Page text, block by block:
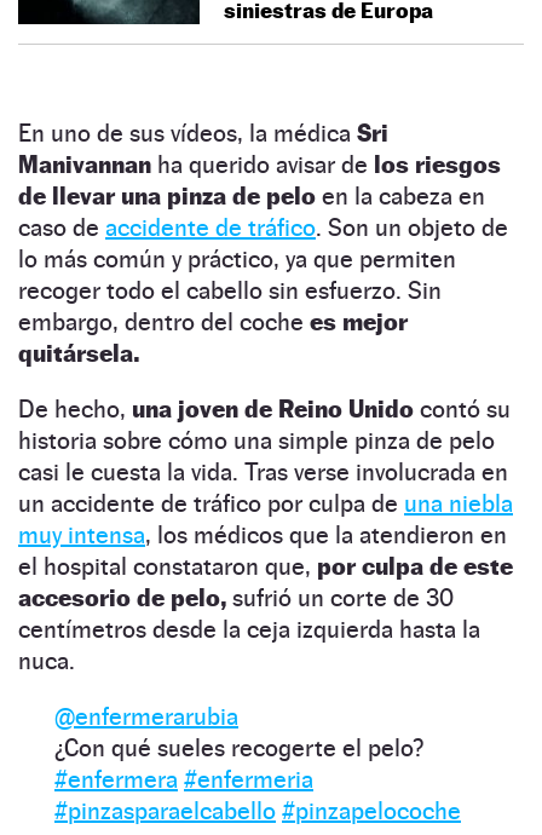
siniestras de Europa
En uno de sus vídeos, la médica Sri
Manivannan ha querido avisar de los riesgos
de llevar una pinza de pelo en la cabeza en
caso de accidente de tráfico. Son un objeto de
lo más común y práctico, ya que permiten
recoger todo el cabello sin esfuerzo. Sin
embargo, dentro del coche es mejor
quitársela.
De hecho, una joven de Reino Unido contó su
historia sobre cómo una simple pinza de pelo
casi le cuesta la vida. Tras verse involucrada en
un accidente de tráfico por culpa de una niebla
muy intensa, los médicos que la atendieron en
el hospital constataron que, por culpa de este
accesorio de pelo, sufrió un corte de 30
centímetros desde la ceja izquierda hasta la
nuca.
@enfermerarubia
¿Con qué sueles recogerte el pelo?
#enfermera #enfermeria
#pinzasparaelcabello #pinzapelocoche